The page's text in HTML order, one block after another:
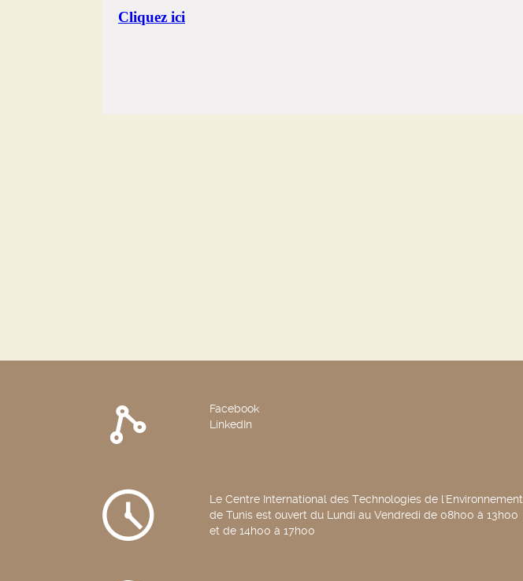
Facebook
LinkedIn
Le Centre International des Technologies de l'Environnement
de Tunis est ouvert du Lundi au Vendredi de 08h00 à 13h00
et de 14h00 à 17h00